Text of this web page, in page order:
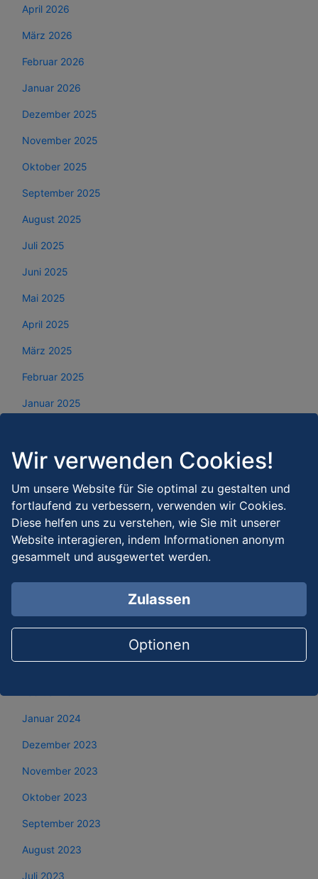
April 2026
März 2026
Februar 2026
Januar 2026
Dezember 2025
November 2025
Oktober 2025
September 2025
August 2025
Juli 2025
Juni 2025
Mai 2025
April 2025
März 2025
Februar 2025
Januar 2025
November 2024
Oktober 2024
September 2024
August 2024
Juli 2024
März 2024
Januar 2024
Dezember 2023
November 2023
Oktober 2023
September 2023
August 2023
Juli 2023
Wir verwenden Cookies!
Um unsere Website für Sie optimal zu gestalten und
fortlaufend zu verbessern, verwenden wir Cookies.
Diese helfen uns zu verstehen, wie Sie mit unserer
Website interagieren, indem Informationen anonym
gesammelt und ausgewertet werden.
Zulassen
Optionen